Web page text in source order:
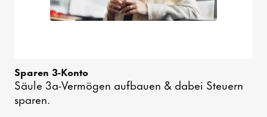
Sparen 3-Konto
Säule 3a-Vermögen aufbauen & dabei Steuern
sparen.